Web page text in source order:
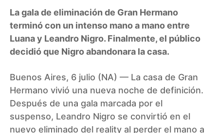
La gala de eliminación de Gran Hermano
terminó con un intenso mano a mano entre
Luana y Leandro Nigro. Finalmente, el público
decidió que Nigro abandonara la casa.
Buenos Aires, 6 julio (NA) — La casa de Gran
Hermano vivió una nueva noche de definición.
Después de una gala marcada por el
suspenso, Leandro Nigro se convirtió en el
nuevo eliminado del reality al perder el mano a